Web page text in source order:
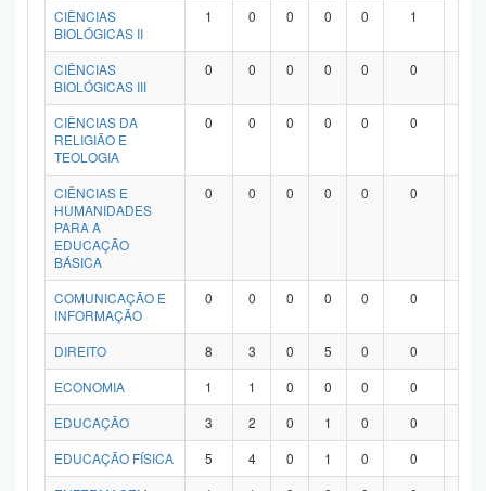
CIÊNCIAS
BIOLÓGICAS II
1 0 0 0 0 1
CIÊNCIAS
BIOLÓGICAS III
0 0 0 0 0 0
CIÊNCIAS DA
RELIGIÃO E
TEOLOGIA
0 0 0 0 0 0
CIÊNCIAS E
HUMANIDADES
PARA A
EDUCAÇÃO
BÁSICA
0 0 0 0 0 0
COMUNICAÇÃO E
INFORMAÇÃO
0 0 0 0 0 0
DIREITO 8 3 0 5 0 0
ECONOMIA
1 1 0 0 0 0
EDUCAÇÃO
3 2 0 1 0 0
EDUCAÇÃO FÍSICA
5 4 0 1 0 0